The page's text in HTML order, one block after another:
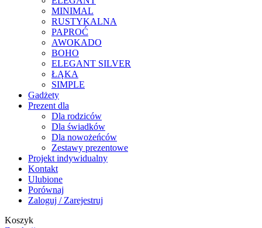
MINIMAL
RUSTYKALNA
PAPROĆ
AWOKADO
BOHO
ELEGANT SILVER
ŁĄKA
SIMPLE
Gadżety
Prezent dla
Dla rodziców
Dla świadków
Dla nowożeńców
Zestawy prezentowe
Projekt indywidualny
Kontakt
Ulubione
Porównaj
Zaloguj / Zarejestruj
Koszyk